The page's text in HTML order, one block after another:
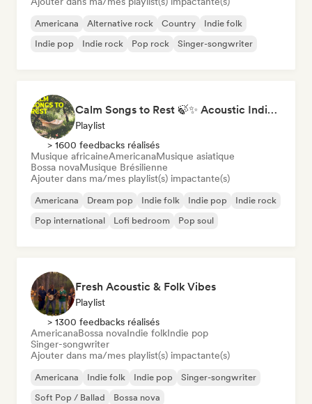
Americana Alternative rock Country
Indie folk
Indie pop
Indie rock Pop rock Singer-songwriter
Calm Songs to Rest 🍃✨ Acoustic Indie Folk & Singer-Songwriter
Playlist
> 1600 feedbacks réalisés
Musique africaineAmericanaMusique asiatique
Bossa novaMusique Brésilienne
Ajouter dans ma/mes playlist(s) impactante(s)
Americana Dream pop Indie folk Indie pop
Indie rock
Pop international
Lofi bedroom Pop soul
Fresh Acoustic & Folk Vibes
Playlist
> 1300 feedbacks réalisés
AmericanaBossa novaIndie folkIndie pop
Singer-songwriter
Ajouter dans ma/mes playlist(s) impactante(s)
Americana Indie folk Indie pop
Singer-songwriter
Soft Pop / Ballad
Bossa nova